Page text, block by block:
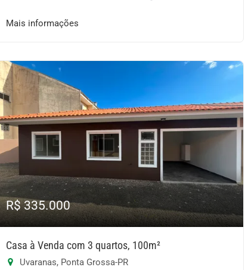
Mais informações
R$ 335.000
Casa à Venda com 3 quartos, 100m²
Uvaranas, Ponta Grossa-PR